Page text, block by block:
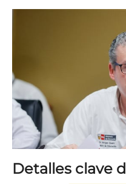
Detalles clave